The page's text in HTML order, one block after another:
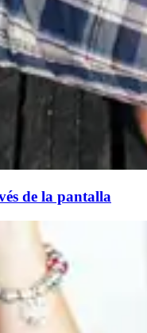
de la pantalla